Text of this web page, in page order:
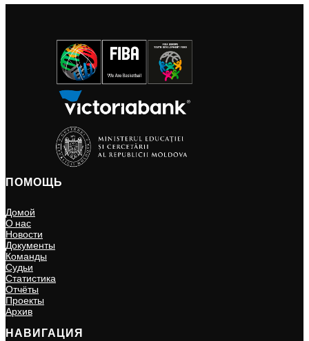
ПОМОЩЬ
Домой
О нас
Новости
Документы
Команды
Судьи
Статистика
Отчёты
Проекты
Архив
НАВИГАЦИЯ